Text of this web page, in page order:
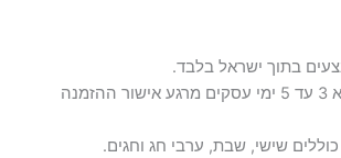
בתוך ישראל בלבד.
זמן האספקה הוא 3 עד 5 ימי עסקים מרגע אישור ההזמנה
שישי, שבת, ערבי חג וחגים.